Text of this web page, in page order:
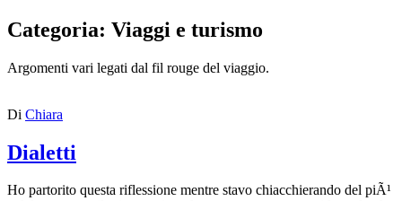
Categoria: Viaggi e turismo
Argomenti vari legati dal fil rouge del viaggio.
Di Chiara
Dialetti
Ho partorito questa riflessione mentre stavo chiacchierando del piÃ¹